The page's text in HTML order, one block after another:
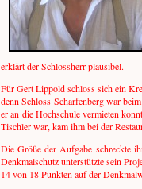
erklärt der Schlossherr plausibel.
Für Gert Lippold schloss sich ein
denn Schloss Scharfenberg war
er an die Hochschule vermieten
Tischler war, kam ihm bei der
Die Größe der Aufgabe schreckte
Denkmalschutz unterstützte sein
14 von 18 Punkten auf der